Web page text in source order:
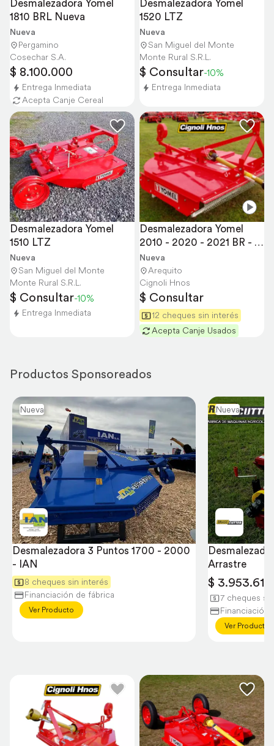
Desmalezadora Yomel
1810 BRL Nueva
Nueva
Pergamino
Cosechar S.A.
$ 8.100.000
Entrega Inmediata
Acepta Canje Cereal
Desmalezadora Yomel
1520 LTZ
Nueva
San Miguel del Monte
Monte Rural S.R.L.
$ Consultar-10%
Entrega Inmediata
Desmalezadora Yomel
1510 LTZ
Nueva
San Miguel del Monte
Monte Rural S.R.L.
$ Consultar-10%
Entrega Inmediata
Desmalezadora Yomel
2010 - 2020 - 2021 BR -
2,06 Metros
Nueva
Arequito
Cignoli Hnos
$ Consultar
12 cheques sin interés
Acepta Canje Usados
Productos Sponsoreados
Nueva
Desmalezadora 3 Puntos 1700 - 2000
- IAN
8 cheques sin interés
Financiación de fábrica
Ver Producto
Nueva
Arrastre
$ 3.953.612
7 cheques
Financiación
Ver Producto